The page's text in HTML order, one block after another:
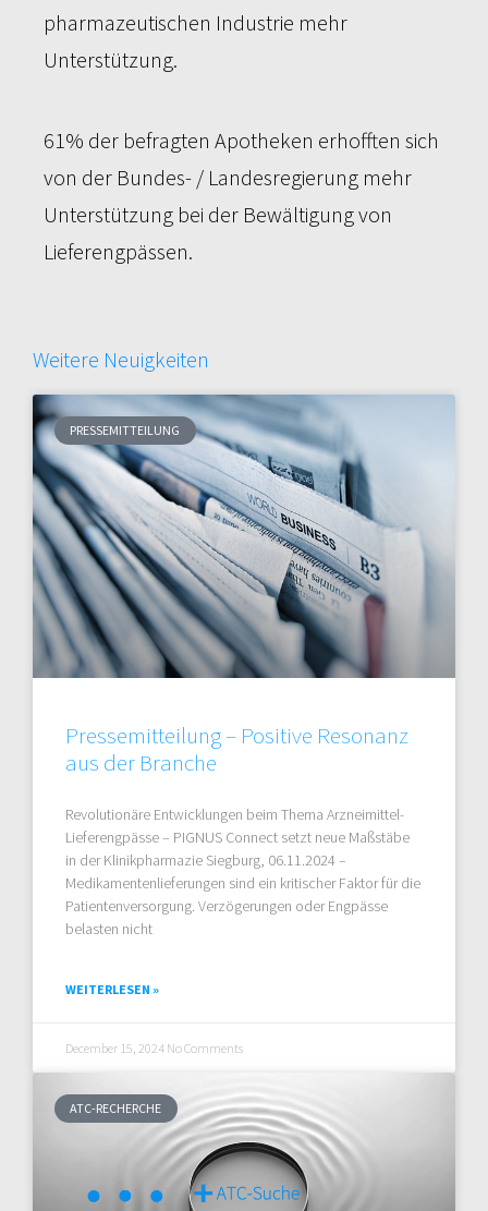
pharmazeutischen Industrie mehr
Unterstützung.
61% der befragten Apotheken erhofften sich
von der Bundes- / Landesregierung mehr
Unterstützung bei der Bewältigung von
Lieferengpässen.
Weitere Neuigkeiten
PRESSEMITTEILUNG
Pressemitteilung – Positive Resonanz
aus der Branche
Revolutionäre Entwicklungen beim Thema Arzneimittel-
Lieferengpässe – PIGNUS Connect setzt neue Maßstäbe
in der Klinikpharmazie Siegburg, 06.11.2024 –
Medikamentenlieferungen sind ein kritischer Faktor für die
Patientenversorgung. Verzögerungen oder Engpässe
belasten nicht
WEITERLESEN »
December 15, 2024 No Comments
ATC-RECHERCHE